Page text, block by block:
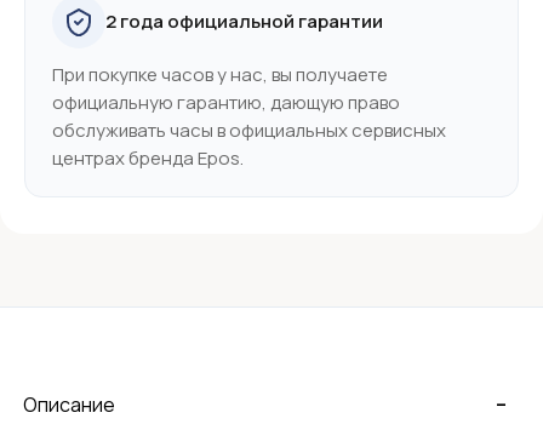
2 года официальной гарантии
При покупке часов у нас, вы получаете
официальную гарантию, дающую право
обслуживать часы в официальных сервисных
центрах бренда Epos.
-
Описание